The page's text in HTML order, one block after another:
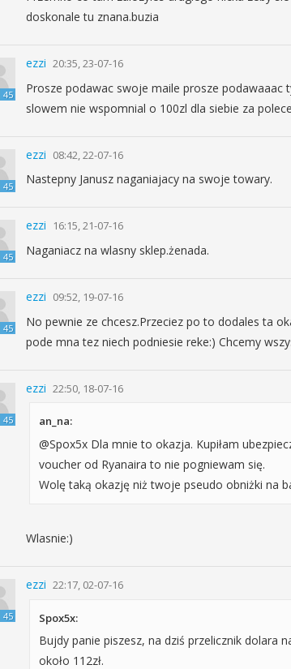
doskonale tu znana.buzia
45
ezzi 20:35, 23-07-16
Prosze podawac swoje maile prosze
slowem nie wspomnial o 100zl dla siebie za
45
ezzi 08:42, 22-07-16
Nastepny Janusz naganiajacy na swoje towary.
45
ezzi 16:15, 21-07-16
Naganiacz na wlasny sklep.żenada.
45
ezzi 09:52, 19-07-16
No pewnie ze chcesz.Przeciez po to dodales ta
pode mna tez niech podniesie reke:) Chcemy
45
ezzi 22:50, 18-07-16
an_na:
@Spox5x Dla mnie to okazja. Kupiłam
voucher od Ryanaira to nie pogniewam się.
Wolę taką okazję niż twoje pseudo obniżki na
Wlasnie:)
45
ezzi 22:17, 02-07-16
Spox5x:
Bujdy panie piszesz, na dziś przelicznik dolara
około 112zł.